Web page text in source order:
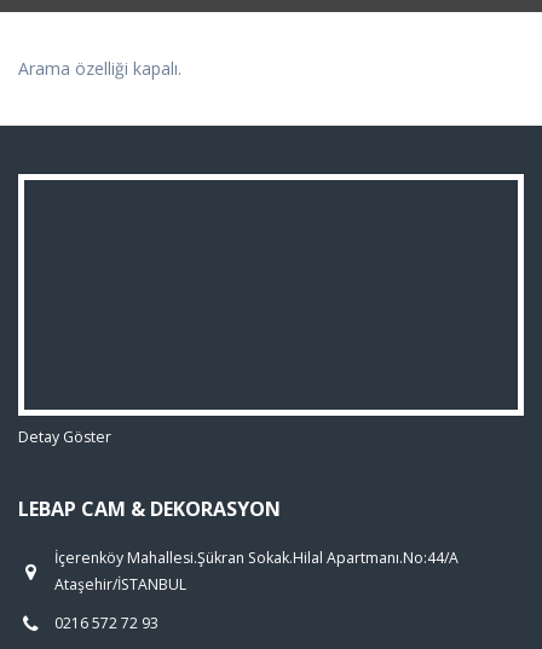
Arama özelliği kapalı.
Detay Göster
LEBAP CAM & DEKORASYON
İçerenköy Mahallesi.Şükran Sokak.Hilal Apartmanı.No:44/A
Ataşehir/İSTANBUL
0216 572 72 93